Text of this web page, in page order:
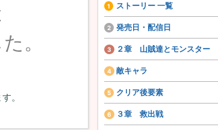
。
。
ストーリー 一覧
発売日・配信日
２章 山賊達とモンスター
敵キャラ
クリア後要素
３章 救出戦